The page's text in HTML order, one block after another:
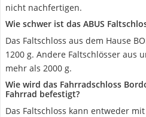
nicht nachfertigen.
Wie schwer ist das ABUS
Das Faltschloss aus dem Hause
1200 g. Andere Faltschlösser aus
mehr als 2000 g.
Wie wird das Fahrradschloss
Fahrrad befestigt?
Das Faltschloss kann entweder